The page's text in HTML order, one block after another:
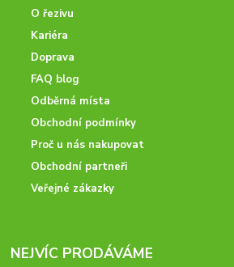
O řezivu
Kariéra
Doprava
FAQ blog
Odběrná místa
Obchodní podmínky
Proč u nás nakupovat
Obchodní partneři
Veřejné zákazky
NEJVÍC PRODÁVÁME